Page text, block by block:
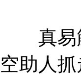
真易筋
空助人